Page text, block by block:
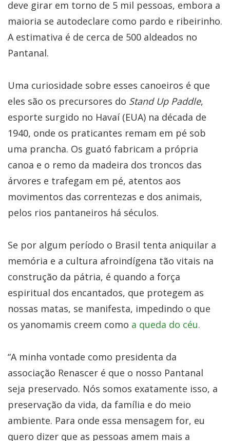
deve girar em torno de 5 mil pessoas, embora a
maioria se autodeclare como pardo e ribeirinho.
A estimativa é de cerca de 500 aldeados no
Pantanal.
Uma curiosidade sobre esses canoeiros é que
eles são os precursores do Stand Up Paddle,
esporte surgido no Havaí (EUA) na década de
1940, onde os praticantes remam em pé sob
uma prancha. Os guató fabricam a própria
canoa e o remo da madeira dos troncos das
árvores e trafegam em pé, atentos aos
movimentos das correntezas e dos animais,
pelos rios pantaneiros há séculos.
Se por algum período o Brasil tenta aniquilar a
memória e a cultura afroindígena tão vitais na
construção da pátria, é quando a força
espiritual dos encantados, que protegem as
nossas matas, se manifesta, impedindo o que
os yanomamis creem como a queda do céu.
“A minha vontade como presidenta da
associação Renascer é que o nosso Pantanal
seja preservado. Nós somos exatamente isso, a
preservação da vida, da família e do meio
ambiente. Para onde essa mensagem for, eu
quero dizer que as pessoas amem mais a